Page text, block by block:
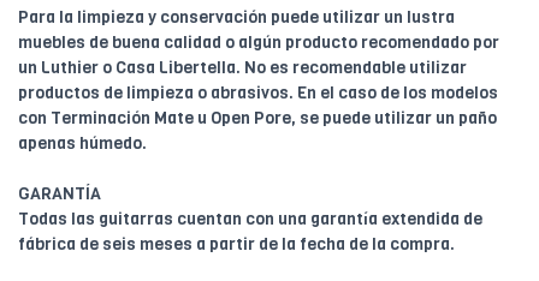
Para la limpieza y conservación puede utilizar un lustra
muebles de buena calidad o algún producto recomendado por
un Luthier o Casa Libertella. No es recomendable utilizar
productos de limpieza o abrasivos. En el caso de los modelos
con Terminación Mate u Open Pore, se puede utilizar un paño
apenas húmedo.
GARANTÍA
Todas las guitarras cuentan con una garantía extendida de
fábrica de seis meses a partir de la fecha de la compra.